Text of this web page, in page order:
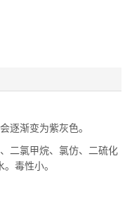
逐渐变为紫灰色。
二氯甲烷、氯仿、二硫化
毒性小。